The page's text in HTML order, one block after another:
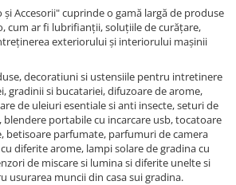
Accesorii" cuprinde o gamă largă de produse
cum ar fi lubrifianții, soluțiile de curățare,
exteriorului și interiorului mașinii
decoratiuni si ustensiile pentru intretinere
gradinii si bucatariei, difuzoare de arome,
de uleiuri esentiale si anti insecte, seturi de
blendere portabile cu incarcare usb, tocatoare
betisoare parfumate, parfumuri de camera
diferite arome, lampi solare de gradina cu
de miscare si lumina si diferite unelte si
usurarea muncii din casa sui gradina.